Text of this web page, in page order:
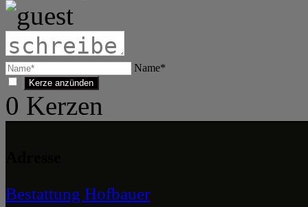
Name*
0 Kerzen
Bestattung Hofbauer